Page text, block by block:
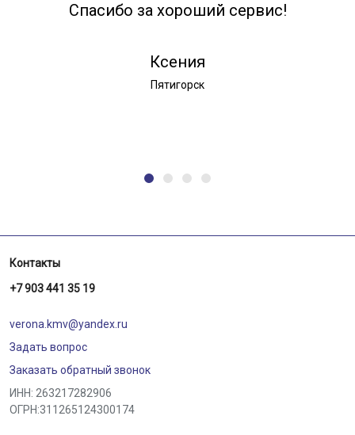
Спасибо за хороший сервис!
Ксения
Пятигорск
Контакты
+7 903 441 35 19
verona.kmv@yandex.ru
Задать вопрос
Заказать обратный звонок
ИНН: 263217282906
ОГРН:311265124300174